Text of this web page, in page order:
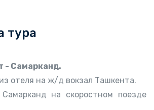
тура
- Самарканд.
отеля на ж/д вокзал Ташкента.
на скоростном поезде